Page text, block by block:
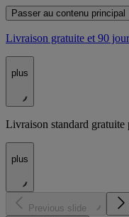
Passer au contenu principal
Livraison gratuite et 90
plus
Livraison standard gratuite
plus
Previous slide